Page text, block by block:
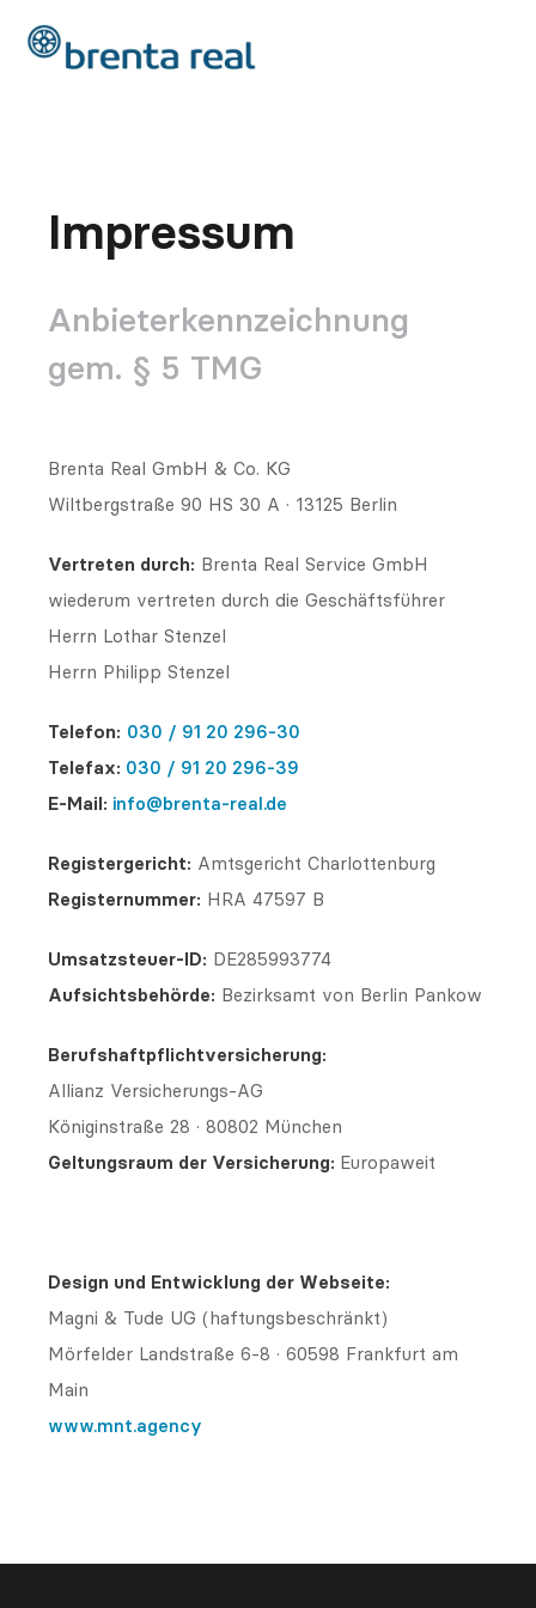
Impressum
Anbieterkennzeichnung
gem. § 5 TMG
Brenta Real GmbH & Co. KG
Wiltbergstraße 90 HS 30 A · 13125 Berlin
Vertreten durch: Brenta Real Service GmbH
wiederum vertreten durch die Geschäftsführer
Herrn Lothar Stenzel
Herrn Philipp Stenzel
Telefon: 030 / 91 20 296-30
Telefax: 030 / 91 20 296-39
E-Mail: info@brenta-real.de
Registergericht: Amtsgericht Charlottenburg
Registernummer: HRA 47597 B
Umsatzsteuer-ID: DE285993774
Aufsichtsbehörde: Bezirksamt von Berlin Pankow
Berufshaftpflichtversicherung:
Allianz Versicherungs-AG
Königinstraße 28 · 80802 München
Geltungsraum der Versicherung: Europaweit
Design und Entwicklung der Webseite:
Magni & Tude UG (haftungsbeschränkt)
Mörfelder Landstraße 6-8 · 60598 Frankfurt am
Main
www.mnt.agency